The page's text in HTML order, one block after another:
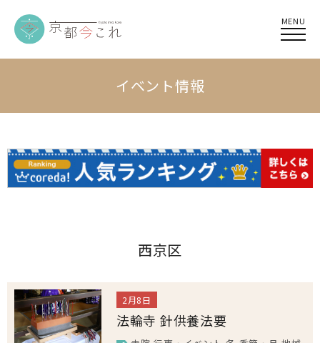
MENU
イベント情報
西京区
2月8日
法輪寺 針供養法要